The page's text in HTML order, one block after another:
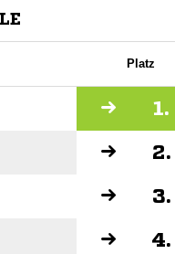
Platz
1.
2.
3.
4.